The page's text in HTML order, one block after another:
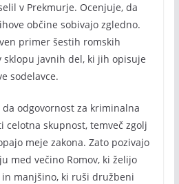
v Prekmurje. Ocenjuje, da
občine sobivajo zgledno.
primer šestih romskih
sklopu javnih del, ki jih opisuje
sodelavce.
odgovornost za kriminalna
celotna skupnost, temveč zgolj
meje zakona. Zato pozivajo
med večino Romov, ki želijo
manjšino, ki ruši družbeni